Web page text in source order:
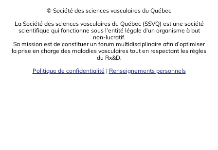
© Société des sciences vasculaires du Québec
La Société des sciences vasculaires du Québec (SSVQ) est une société
scientiﬁque qui fonctionne sous l’entité légale d’un organisme à but
non-lucratif.
Sa mission est de constituer un forum multidisciplinaire aﬁn d’optimiser
la prise en charge des maladies vasculaires tout en respectant les règles
du Rx&D.
Politique de confidentialité | Renseignements personnels